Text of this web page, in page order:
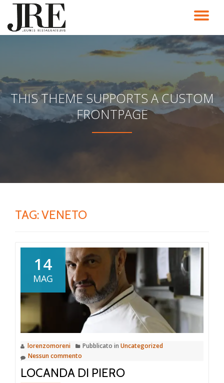
Passa
al
THIS THEME SUPPORTS A CUSTOM
FRONTPAGE
TAG:VENETO
14
MAG
lorenzomoreni Pubblicato in Uncategorized
Nessun commento
LOCANDA DI PIERO